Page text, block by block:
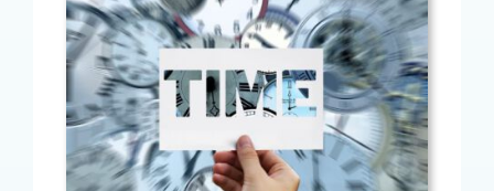
MFA-heute Newsletter-Anmeldung
Über uns
Ihre Werbung auf MFA-heute.de